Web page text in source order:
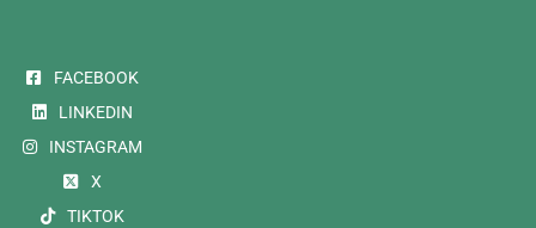
FACEBOOK
LINKEDIN
INSTAGRAM
X
TIKTOK